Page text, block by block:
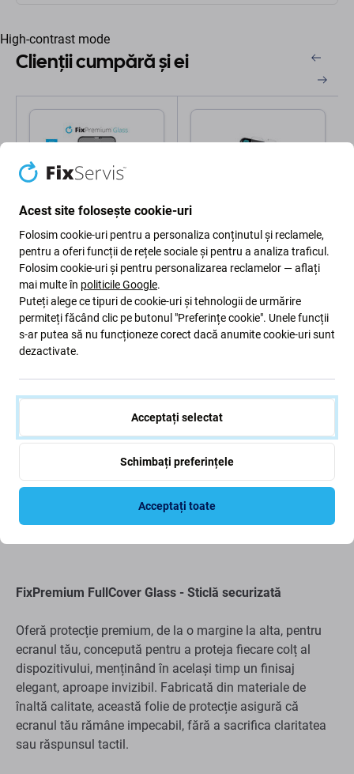
High-contrast mode
Clienții cumpără și ei
FixPremium
FixPremium Privacy Anti-
Spy Glass - Geam
securizat pentru iPhone
X, XS & 11 Pro
33 Lei
ÎN STOC 10+
buc
SBS
SBS - Geam Securizat
94 Lei
ÎN STOC 4 buc
Livrare și retururi
FixPremium FullCover Glass - Sticlă securizată
Oferă protecție premium, de la o margine la alta, pentru
ecranul tău, concepută pentru a proteja fiecare colț al
dispozitivului, menținând în același timp un finisaj
elegant, aproape invizibil. Fabricată din materiale de
înaltă calitate, această folie de protecție asigură că
ecranul tău rămâne impecabil, fără a sacrifica claritatea
sau răspunsul tactil.
Acest site folosește cookie-uri
Folosim cookie-uri pentru a personaliza conținutul și reclamele,
pentru a oferi funcții de rețele sociale și pentru a analiza traficul.
Folosim cookie-uri și pentru personalizarea reclamelor — aflați
mai multe în politicile Google.
Puteți alege ce tipuri de cookie-uri și tehnologii de urmărire
permiteți făcând clic pe butonul "Preferințe cookie". Unele funcții
s-ar putea să nu funcționeze corect dacă anumite cookie-uri sunt
dezactivate.
Acceptați selectat
Schimbați preferințele
Acceptați toate